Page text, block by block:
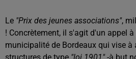
Le "Prix des jeunes associations",
! Concrètement, il s'agit d'un appel
municipalité de Bordeaux qui vise à